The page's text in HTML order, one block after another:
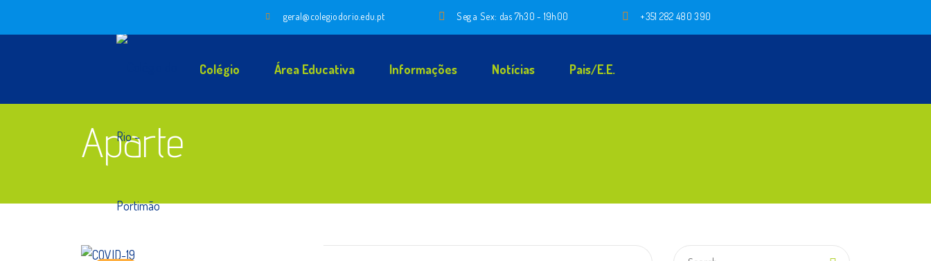
geral@colegiodorio.edu.pt Seg a Sex: das 7h30 - 19h00 +351 282 480 390
Colégio Área Educativa Informações Notícias Pais/E.E.
Aparte